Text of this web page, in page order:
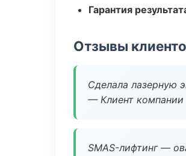
Гарантия
Отзывы
Сделала лазерную
— Клиент компании
SMAS-лифтинг —